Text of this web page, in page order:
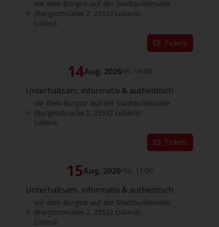
vor dem Burgtor auf der Stadtaußenseite
(Burgtorbrücke 2, 23552 Lübeck)
Lübeck
Tickets
14Aug. 2026•Fr. 14:00
Unterhaltsam, informativ & authentisch
vor dem Burgtor auf der Stadtaußenseite
(Burgtorbrücke 2, 23552 Lübeck)
Lübeck
Tickets
15Aug. 2026•Sa. 11:00
Unterhaltsam, informativ & authentisch
vor dem Burgtor auf der Stadtaußenseite
(Burgtorbrücke 2, 23552 Lübeck)
Lübeck